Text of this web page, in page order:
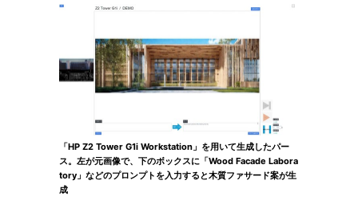
「HP Z2 Tower G1i Workstation」を用いて生成したパー
ス。左が元画像で、下のボックスに「Wood Facade Labora
tory」などのプロンプトを入力すると木質ファサード案が生
成